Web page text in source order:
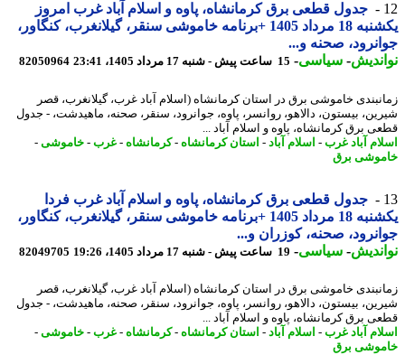
جدول قطعی برق کرمانشاه، پاوه و اسلام آباد غرب امروز
یکشنبه 18 مرداد 1405 +برنامه خاموشی سنقر، گیلانغرب، کنگاور،
صحنه و...
-سیاسی-15 ساعت پیش - شنبه 17 مرداد 1405، 23:41 82050964
خاموشی برق در استان کرمانشاه (اسلام آباد غرب، گیلانغرب، قصر
بیستون، دالاهو، روانسر، پاوه، جوانرود، سنقر، صحنه، ماهیدشت، - جدول
برق کرمانشاه، پاوه و اسلام آباد ...
آباد غرب- اسلام آباد- استان کرمانشاه-کرمانشاه-غرب- خاموشی-
برق
جدول قطعی برق کرمانشاه، پاوه و اسلام آباد غرب فردا
یکشنبه 18 مرداد 1405 +برنامه خاموشی سنقر، گیلانغرب، کنگاور،
صحنه، کوزران و...
-سیاسی-19 ساعت پیش - شنبه 17 مرداد 1405، 19:26 82049705
خاموشی برق در استان کرمانشاه (اسلام آباد غرب، گیلانغرب، قصر
بیستون، دالاهو، روانسر، پاوه، جوانرود، سنقر، صحنه، ماهیدشت، - جدول
برق کرمانشاه، پاوه و اسلام آباد ...
آباد غرب- اسلام آباد- استان کرمانشاه-کرمانشاه-غرب- خاموشی-
برق